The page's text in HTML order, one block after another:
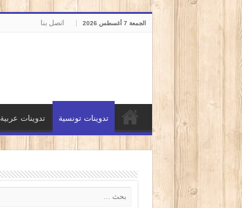
الجمعة 7 أغسطس 2026 اتصل بنا
تدوينات تونسية تدوينات عربية